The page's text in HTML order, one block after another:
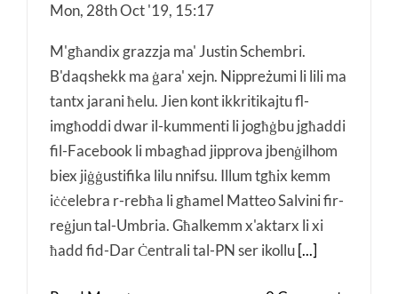
Mon, 28th Oct '19, 15:17
M'għandix grazzja ma' Justin Schembri.
B'daqshekk ma ġara' xejn. Nippreżumi li lili ma
tantx jarani ħelu. Jien kont ikkritikajtu fl-
imgħoddi dwar il-kummenti li jogħġbu jgħaddi
fil-Facebook li mbagħad jipprova jbenġilhom
biex jiġġustifika lilu nnifsu. Illum tgħix kemm
iċċelebra r-rebħa li għamel Matteo Salvini fir-
reġjun tal-Umbria. Għalkemm x'aktarx li xi
ħadd fid-Dar Ċentrali tal-PN ser ikollu[...]